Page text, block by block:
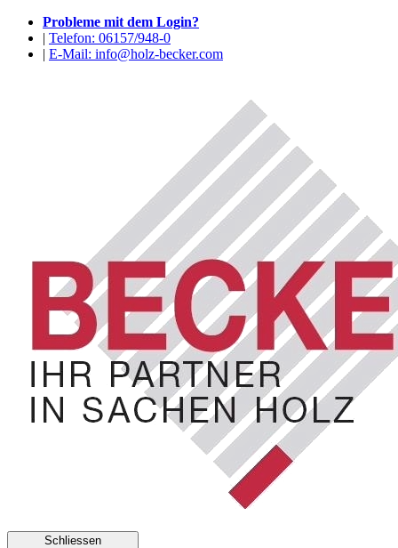
Probleme mit dem Login?
| Telefon: 06157/948-0
| E-Mail: info@holz-becker.com
Schliessen